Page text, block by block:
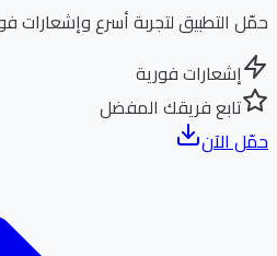
التطبيق لتجربة أسرع وإشعارات فورية
إشعارات فورية
تابع فريقك المفضل
الآن